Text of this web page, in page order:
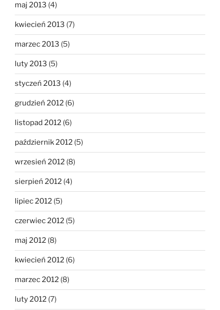
maj 2013 (4)
kwiecień 2013 (7)
marzec 2013 (5)
luty 2013 (5)
styczeń 2013 (4)
grudzień 2012 (6)
listopad 2012 (6)
październik 2012 (5)
wrzesień 2012 (8)
sierpień 2012 (4)
lipiec 2012 (5)
czerwiec 2012 (5)
maj 2012 (8)
kwiecień 2012 (6)
marzec 2012 (8)
luty 2012 (7)